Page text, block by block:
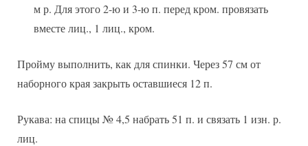
м р. Для этого 2-ю и 3-ю п. перед кром. провязать
вместе лиц., 1 лиц., кром.
Пройму выполнить, как для спинки. Через 57 см от
наборного края закрыть оставшиеся 12 п.
Рукава: на спицы № 4,5 набрать 51 п. и связать 1 изн. р.
лиц.